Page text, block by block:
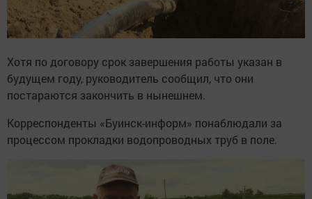
Хотя по договору срок завершения работы указан в
будущем году, руководитель сообщил, что они
постараются закончить в нынешнем.
Корреспонденты «Буинск-информ» понаблюдали за
процессом прокладки водопроводных труб в поле.